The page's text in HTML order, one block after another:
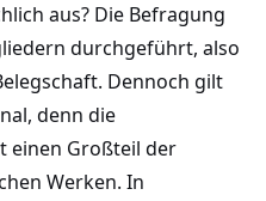
aus? Die Befragung
durchgeführt, also
Dennoch gilt
denn die
einen Großteil der
Werken. In